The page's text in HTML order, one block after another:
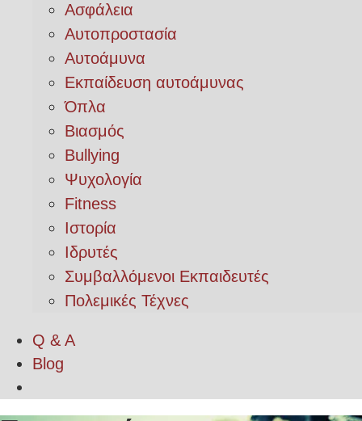
Ασφάλεια
Αυτοπροστασία
Αυτοάμυνα
Εκπαίδευση αυτοάμυνας
Όπλα
Βιασμός
Bullying
Ψυχολογία
Fitness
Ιστορία
Ιδρυτές
Συμβαλλόμενοι Εκπαιδευτές
Πολεμικές Τέχνες
Q & A
Blog